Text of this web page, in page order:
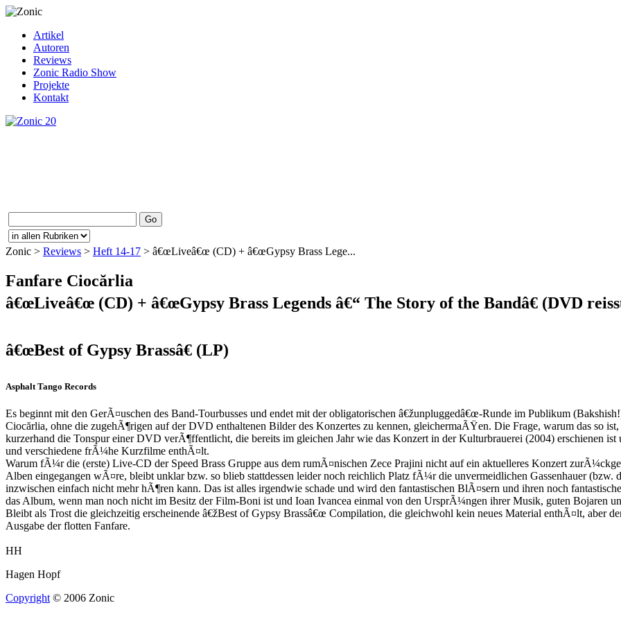
Artikel
Autoren
Reviews
Zonic Radio Show
Projekte
Kontakt
Zonic > Reviews > Heft 14-17 > â€œLiveâ€œ (CD) + â€œGypsy Brass Lege...
Fanfare Ciocărlia
â€œLiveâ€œ (CD) + â€œGypsy Brass Legends â€“ The Story of the Bandâ€ (DVD
â€œBest of Gypsy Brassâ€ (LP)
Asphalt Tango Records
Es beginnt mit den GerÃ¤uschen des Band-Tourbusses und endet mit der obligatorischen â€žunpluggedâ€œ-Runde im Publikum
Ciocărlia, ohne die zugehÃ¶rigen auf der DVD enthaltenen Bilder des Konzertes zu kennen, gleichermaÃŸen. Die Frage, warum das so
kurzerhand die Tonspur einer DVD verÃ¶ffentlicht, die bereits im gleichen Jahr wie das Konzert in der Kulturbrauerei (2004) erschienen
und verschiedene frÃ¼he Kurzfilme enthÃ¤lt.
Warum fÃ¼r die (erste) Live-CD der Speed Brass Gruppe aus dem rumÃ¤nischen Zece Prajini nicht auf ein aktuelleres Konzert
Alben eingegangen wÃ¤re, bleibt unklar bzw. so blieb stattdessen leider noch reichlich Platz fÃ¼r die unvermeidlichen Gassenhauer (bzw.
inzwischen einfach nicht mehr hÃ¶ren kann. Das ist alles irgendwie schade und wird den fantastischen BlÃ¤sern und ihren noch
das Album, wenn man noch nicht im Besitz der Film-Boni ist und Ioan Ivancea einmal von den UrsprÃ¼ngen ihrer Musik, guten Bojaren
Bleibt als Trost die gleichzeitig erscheinende â€žBest of Gypsy Brassâ€œ Compilation, die gleichwohl kein neues Material enthÃ¤lt, aber
Ausgabe der flotten Fanfare.
HH
Hagen Hopf
Copyright © 2006 Zonic